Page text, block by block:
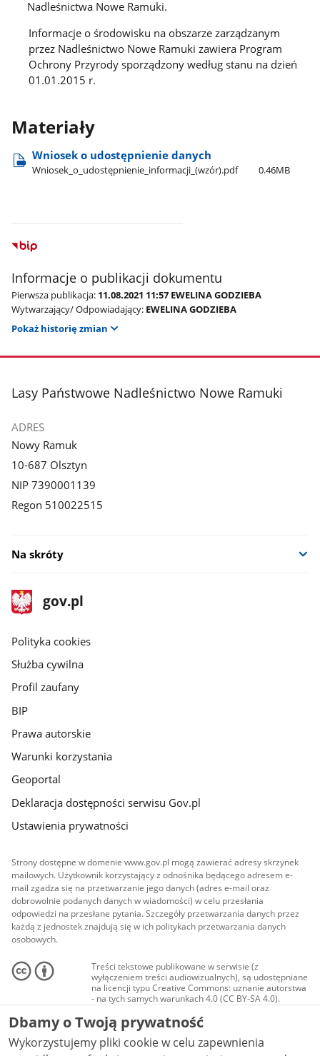
Nadleśnictwa Nowe Ramuki.
Informacje o środowisku na obszarze zarządzanym
przez Nadleśnictwo Nowe Ramuki zawiera Program
Ochrony Przyrody sporządzony według stanu na dzień
01.01.2015 r.
Materiały
Wniosek o udostępnienie danych
Wniosek​_o​_udostępnienie​_informacji​_(wzór).pdf 0.46MB
Informacje o publikacji dokumentu
Pierwsza publikacja: 11.08.2021 11:57 EWELINA GODZIEBA
Wytwarzający/ Odpowiadający: EWELINA GODZIEBA
Pokaż historię zmian
stopka
Lasy Państwowe Nadleśnictwo Nowe Ramuki
ADRES
Nowy Ramuk
10-687 Olsztyn
NIP 7390001139
Regon 510022515
Na skróty
stopka
gov.pl
Strona
gov.pl
gov.pl
Polityka cookies
Służba cywilna
Profil zaufany
BIP
Prawa autorskie
Warunki korzystania
Geoportal
Deklaracja dostępności serwisu Gov.pl
Ustawienia prywatności
Strony dostępne w domenie www.gov.pl mogą zawierać adresy skrzynek
mailowych. Użytkownik korzystający z odnośnika będącego adresem e-
mail zgadza się na przetwarzanie jego danych (adres e-mail oraz
dobrowolnie podanych danych w wiadomości) w celu przesłania
odpowiedzi na przesłane pytania. Szczegóły przetwarzania danych przez
każdą z jednostek znajdują się w ich politykach przetwarzania danych
osobowych.
Treści tekstowe publikowane w serwisie (z
wyłączeniem treści audiowizualnych), są udostępniane
na licencji typu Creative Commons: uznanie autorstwa
- na tych samych warunkach 4.0 (CC BY-SA 4.0).
Materiały audiowizualne, w tym zdjęcia, materiały
audio i wideo, są udostępniane na licencji typu
Creative Commons: uznanie autorstwa użycie
niekomercyjne - bez utworów zależnych 4.0 (CC BY-
NC-ND 4.0), o ile nie jest to stwierdzone inaczej.
Dbamy o Twoją prywatność
Wykorzystujemy pliki cookie w celu zapewnienia